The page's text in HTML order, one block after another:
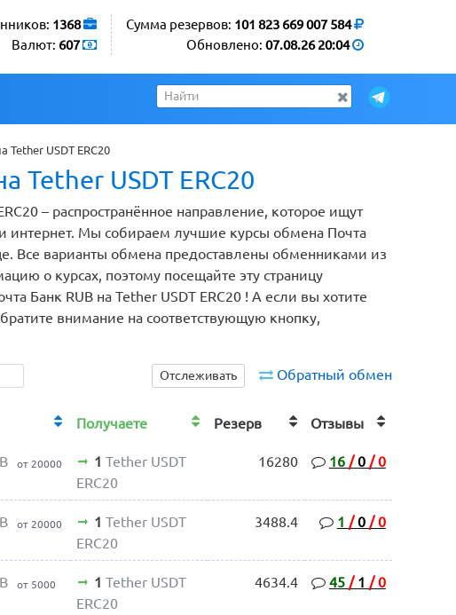
Сумма резервов: 101 823 669 007 584
Обновлено: 07.08.26 20:04
1368
Валют: 607
USDT ERC20
Tether USDT ERC20
– распространённое направление, которое ищут
интернет. Мы собираем лучшие курсы обмена Почта
Все варианты обмена предоставлены обменниками из
о курсах, поэтому посещайте эту страницу
Банк RUB на Tether USDT ERC20 ! А если вы хотите
внимание на соответствующую кнопку,
Обратный обмен
Отслеживать
Получаете Резерв Отзывы
от 20000 1 Tether USDT
ERC20
16280 16 / 0 / 0
от 20000 1 Tether USDT
ERC20
3488.4 1 / 0 / 0
от 5000 1 Tether USDT
ERC20
4634.4 45 / 1 / 0